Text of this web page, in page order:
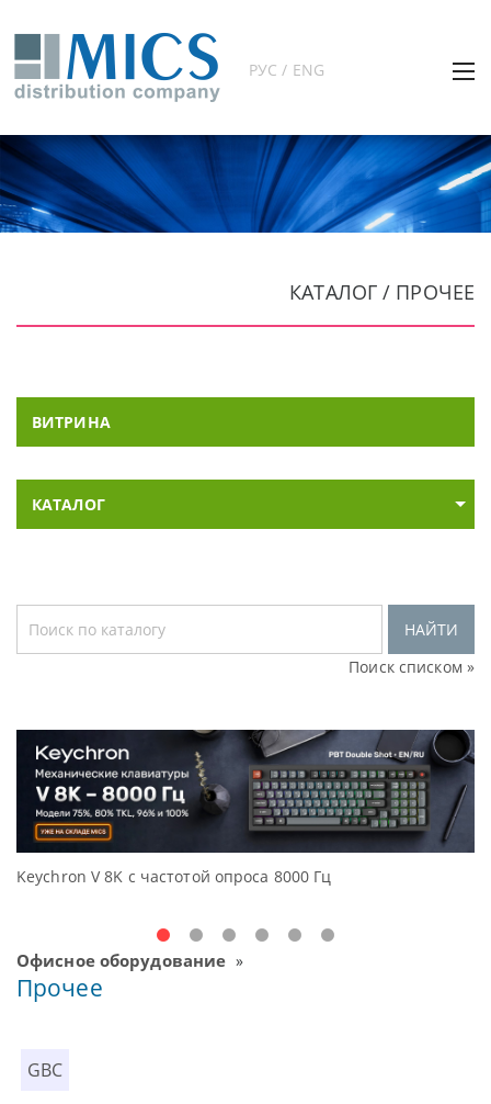
РУС / ENG
КАТАЛОГ / ПРОЧЕЕ
ВИТРИНА
КАТАЛОГ
НАЙТИ
Поиск списком »
с частотой опроса 8000 Гц
Офисное оборудование »
Прочее
GBC